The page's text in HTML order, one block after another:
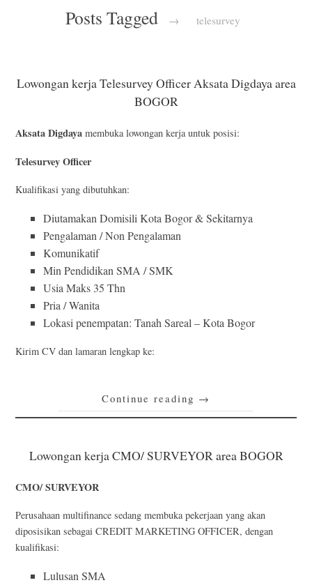
Posts Tagged → telesurvey
Lowongan kerja Telesurvey Officer Aksata Digdaya area
BOGOR
Aksata Digdaya membuka lowongan kerja untuk posisi:
Telesurvey Officer
Kualifikasi yang dibutuhkan:
Diutamakan Domisili Kota Bogor & Sekitarnya
Pengalaman / Non Pengalaman
Komunikatif
Min Pendidikan SMA / SMK
Usia Maks 35 Thn
Pria / Wanita
Lokasi penempatan: Tanah Sareal – Kota Bogor
Kirim CV dan lamaran lengkap ke:
Continue reading →
Lowongan kerja CMO/ SURVEYOR area BOGOR
CMO/ SURVEYOR
Perusahaan multifinance sedang membuka pekerjaan yang akan
diposisikan sebagai CREDIT MARKETING OFFICER, dengan
kualifikasi:
Lulusan SMA